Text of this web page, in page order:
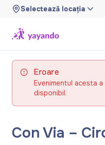
Selectează locația
Eroare
Evenimentul acesta
disponibil.
Con Via –